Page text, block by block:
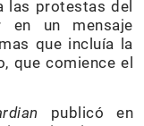
las protestas del
en un mensaje
que incluía la
que comience el
publicó en